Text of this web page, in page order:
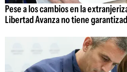
Pese a los cambios en la
Libertad Avanza no tiene